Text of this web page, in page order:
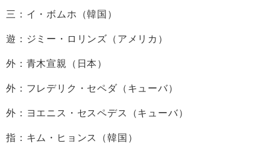
三：イ・ボムホ（韓国）
遊：ジミー・ロリンズ（アメリカ）
外：青木宣親（日本）
外：フレデリク・セペダ（キューバ）
外：ヨエニス・セスペデス（キューバ）
指：キム・ヒョンス（韓国）